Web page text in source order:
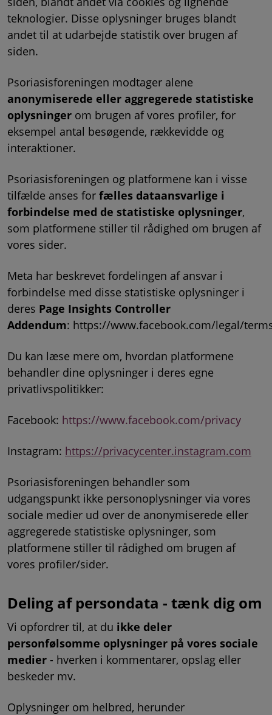
teknologier. Disse oplysninger bruges blandt
andet til at udarbejde statistik over brugen af
siden.
Psoriasisforeningen modtager alene
anonymiserede eller aggregerede statistiske
oplysninger om brugen af vores profiler, for
eksempel antal besøgende, rækkevidde og
interaktioner.
Psoriasisforeningen og platformene kan i visse
tilfælde anses for fælles dataansvarlige i
forbindelse med de statistiske oplysninger,
som platformene stiller til rådighed om brugen af
vores sider.
Meta har beskrevet fordelingen af ansvar i
forbindelse med disse statistiske oplysninger i
deres Page Insights Controller
Addendum: https://www.facebook.com/legal/
Du kan læse mere om, hvordan platformene
behandler dine oplysninger i deres egne
privatlivspolitikker:
Facebook: https://www.facebook.com/privacy
Instagram: https://privacycenter.instagram.com
Psoriasisforeningen behandler som
udgangspunkt ikke personoplysninger via vores
sociale medier ud over de anonymiserede eller
aggregerede statistiske oplysninger, som
platformene stiller til rådighed om brugen af
vores profiler/sider.
Deling af persondata - tænk dig om
Vi opfordrer til, at du ikke deler
personfølsomme oplysninger på vores sociale
medier - hverken i kommentarer, opslag eller
beskeder mv.
Oplysninger om helbred, herunder